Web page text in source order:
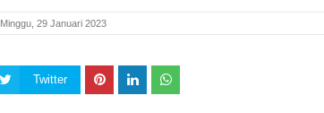
Minggu, 29 Januari 2023
Twitter